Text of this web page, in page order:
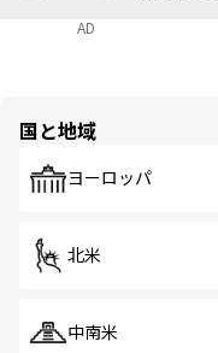
AD
国と地域
ヨーロッパ
北米
中南米